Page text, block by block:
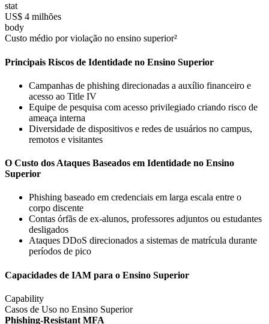
stat
US$ 4 milhões
body
Custo médio por violação no ensino superior²
Principais Riscos de Identidade no Ensino Superior
Campanhas de phishing direcionadas a auxílio financeiro e
acesso ao Title IV
Equipe de pesquisa com acesso privilegiado criando risco de
ameaça interna
Diversidade de dispositivos e redes de usuários no campus,
remotos e visitantes
O Custo dos Ataques Baseados em Identidade no Ensino
Superior
Phishing baseado em credenciais em larga escala entre o
corpo discente
Contas órfãs de ex-alunos, professores adjuntos ou estudantes
desligados
Ataques DDoS direcionados a sistemas de matrícula durante
períodos de pico
Capacidades de IAM para o Ensino Superior
Capability
Casos de Uso no Ensino Superior
Phishing-Resistant MFA